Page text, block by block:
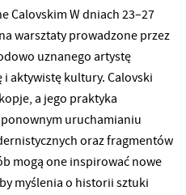
Calovskim W dniach 23–27
warsztaty prowadzone przez
uznanego artystę
aktywistę kultury. Calovski
a jego praktyka
uruchamianiu
oraz fragmentów
mogą one inspirować nowe
myślenia o historii sztuki